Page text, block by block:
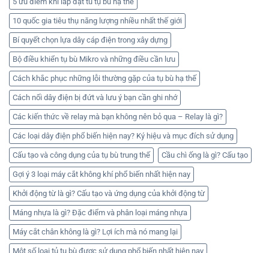
10 quốc gia tiêu thụ năng lượng nhiều nhất thế giới
Bí quyết chọn lựa dây cáp điện trong xây dựng
Bộ điều khiển tụ bù Mikro và những điều cần lưu
Cách khắc phục những lỗi thường gặp của tụ bù hạ thế
Cách nối dây điện bị đứt và lưu ý bạn cần ghi nhớ
Các kiến thức về relay mà bạn không nên bỏ qua – Relay là gì?
Các loại dây điện phổ biến hiện nay? Ký hiệu và mục đích sử dụng
Cấu tạo và công dụng của tụ bù trung thế Cầu chì ống là gì? Cấu tạo
Gợi ý 3 loại máy cắt không khí phổ biến nhất hiện nay
Khởi động từ là gì? Cấu tạo và ứng dụng của khởi động từ
Máng nhựa là gì? Đặc điểm và phân loại máng nhựa
Máy cắt chân không là gì? Lợi ích mà nó mang lại
Một số loại tủ tụ bù được sử dụng phổ biến nhất hiện nay